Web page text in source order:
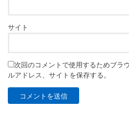
サイト
次回のコメントで使用するためブラ
ルアドレス、サイトを保存する。